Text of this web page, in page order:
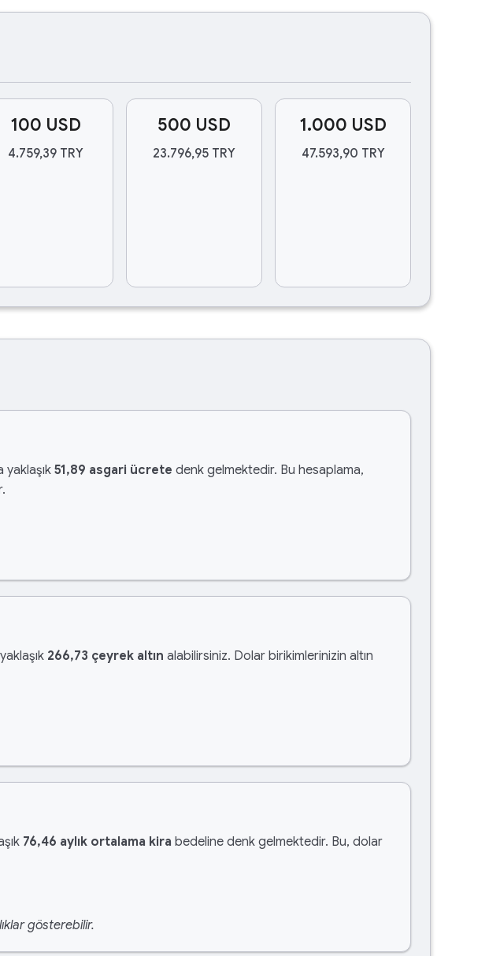
100 USD
4.759,39 TRY
500 USD
23.796,95 TRY
1.000 USD
47.593,90 TRY
yaklaşık 51,89 asgari ücrete denk gelmektedir. Bu hesaplama,
266,73 çeyrek altın alabilirsiniz. Dolar birikimlerinizin altın
76,46 aylık ortalama kira bedeline denk gelmektedir. Bu, dolar
gösterebilir.